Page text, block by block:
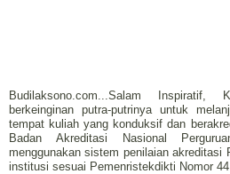
Budilaksono.com...Salam
berkeinginan putra-putrinya untuk
tempat kuliah yang konduksif dan
Badan Akreditasi Nasional
menggunakan sistem penilaian akreditasi
institusi sesuai Pemenristekdikti Nomor